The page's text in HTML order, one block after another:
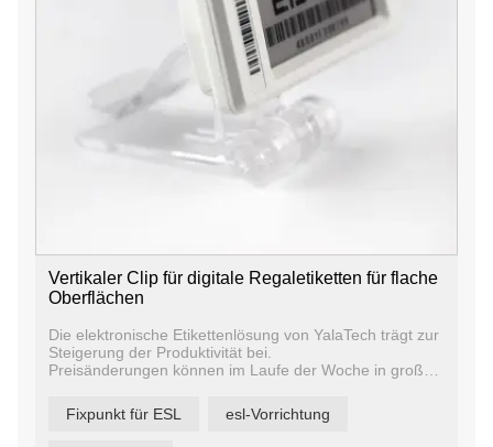
Vertikaler Clip für digitale Regaletiketten für flache
Oberflächen
Die elektronische Etikettenlösung von YalaTech trägt zur
Steigerung der Produktivität bei.
Preisänderungen können im Laufe der Woche in großen
Mitarbeiter dazu zwingt, viel Zeit mit einer Aufgabe zu
verbringen, die die meisten langweilig finden. Mit
Fixpunkt für ESL esl-Vorrichtung